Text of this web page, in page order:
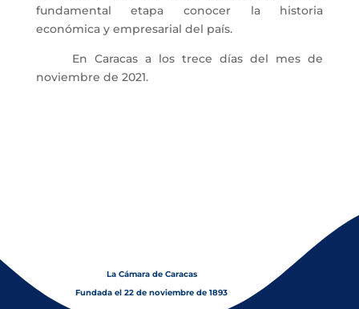
fundamental etapa conocer la historia
económica y empresarial del país.
En Caracas a los trece días del mes de
noviembre de 2021.
La Cámara de Caracas
Fundada el 22 de noviembre de 1893